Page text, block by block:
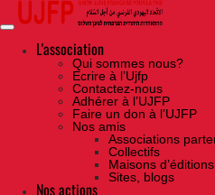
Skip
the
contentL'association
Qui sommes nous?
Ecrire à l’Ujfp
Contactez-nous
Adhérer à l’UJFP
Faire un don à l’UJFP
Nos amis
Associations
Collectifs
Maisons
Sites, blogs
Nos actions